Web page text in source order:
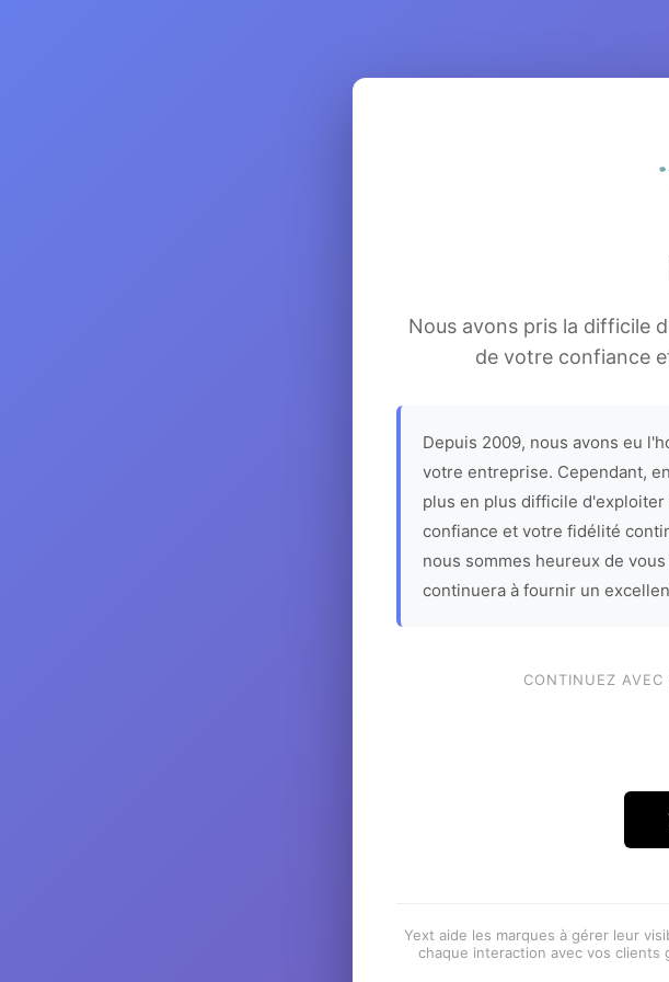
Nous avons pris la difficile
de votre confiance
Depuis 2009, nous avons eu
votre entreprise. Cependant,
plus en plus difficile
confiance et votre fidélité
nous sommes heureux de
continuera à fournir un
CONTINUEZ AVEC
Yext aide les marques à gérer leur
chaque interaction avec vos clients